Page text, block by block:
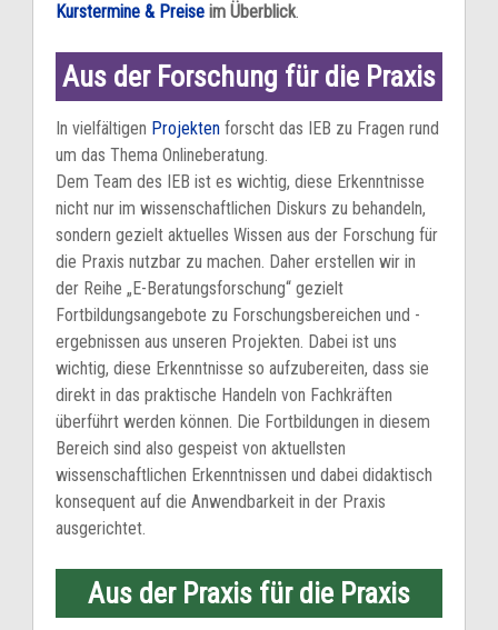
Kurstermine & Preiseim Überblick.
Aus der Forschung für die Praxis
In vielfältigen Projektenforscht das IEB zu Fragen rund
um das Thema Onlineberatung.
Dem Team des IEB ist es wichtig, diese Erkenntnisse
nicht nur im wissenschaftlichen Diskurs zu behandeln,
sondern gezielt aktuelles Wissen aus der Forschung für
die Praxis nutzbar zu machen. Daher erstellen wir in
der Reihe „E-Beratungsforschung“ gezielt
Fortbildungsangebote zu Forschungsbereichen und -
ergebnissen aus unseren Projekten. Dabei ist uns
wichtig, diese Erkenntnisse so aufzubereiten, dass sie
direkt in das praktische Handeln von Fachkräften
überführt werden können. Die Fortbildungen in diesem
Bereich sind also gespeist von aktuellsten
wissenschaftlichen Erkenntnissen und dabei didaktisch
konsequent auf die Anwendbarkeit in der Praxis
ausgerichtet.
Aus der Praxis für die Praxis